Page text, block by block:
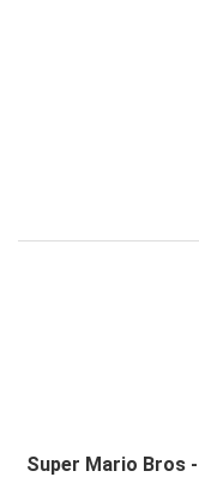
Super Mario Bros